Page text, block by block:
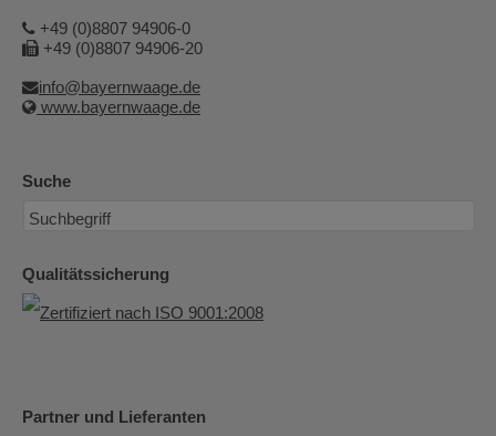
+49 (0)8807 94906-0
+49 (0)8807 94906-20
info@bayernwaage.de
www.bayernwaage.de
Suche
Qualitätssicherung
Partner und Lieferanten